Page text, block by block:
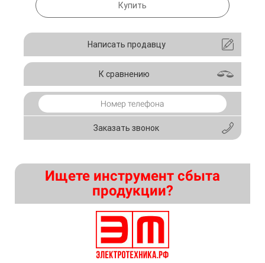
Купить
Ищете инструмент сбыта
продукции?
Написать продавцу
К сравнению
Заказать звонок